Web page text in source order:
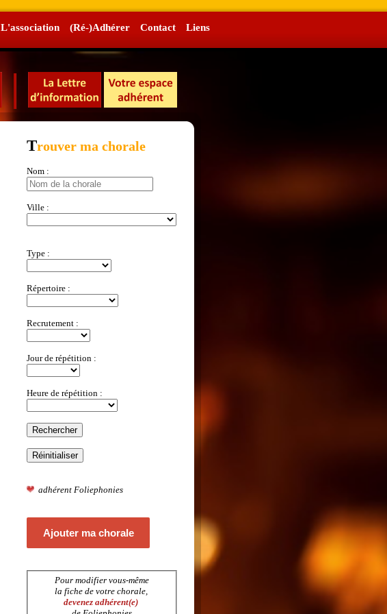
L'association (Ré-)Adhérer Contact Liens
Trouver ma chorale
Nom :
Ville :
Type :
Répertoire :
Recrutement :
Jour de répétition :
Heure de répétition :
adhérent Foliephonies
Ajouter ma chorale
Pour modifier vous-même
la fiche de votre chorale,
devenez adhérent(e)